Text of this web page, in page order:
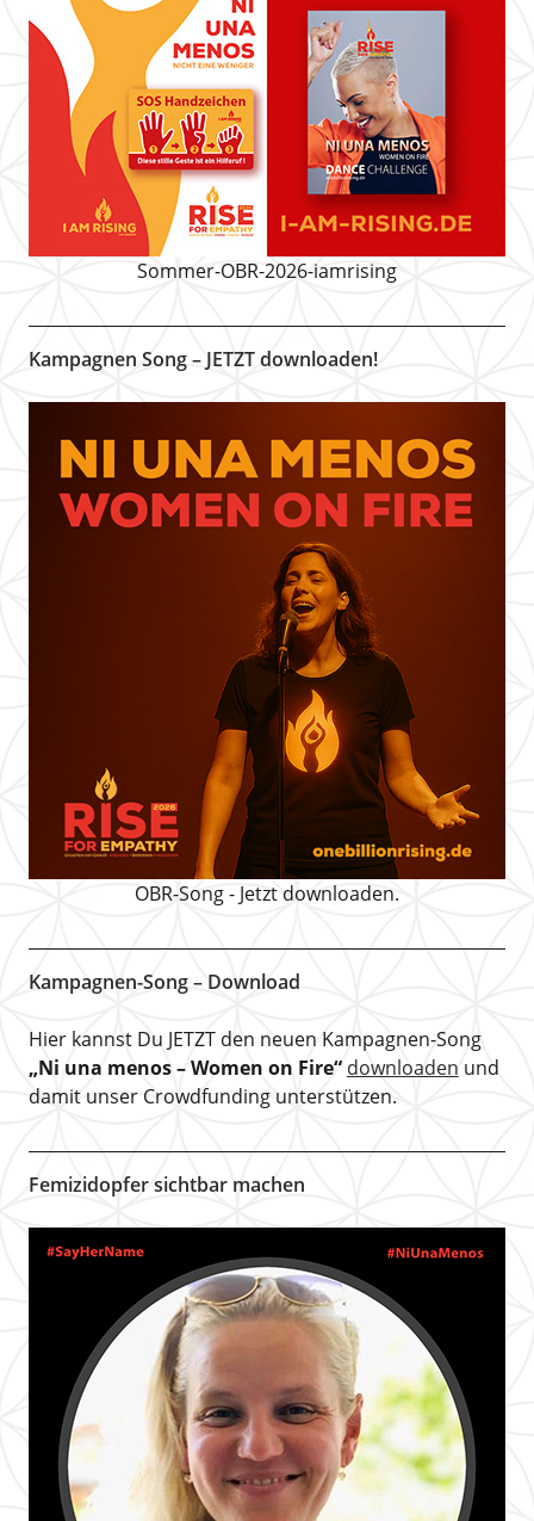
Sommer-OBR-2026-iamrising
Kampagnen Song – JETZT downloaden!
OBR-Song - Jetzt downloaden.
Kampagnen-Song – Download
Hier kannst Du JETZT den neuen Kampagnen-Song
„Ni una menos – Women on Fire“ downloaden und
damit unser Crowdfunding unterstützen.
Femizidopfer sichtbar machen